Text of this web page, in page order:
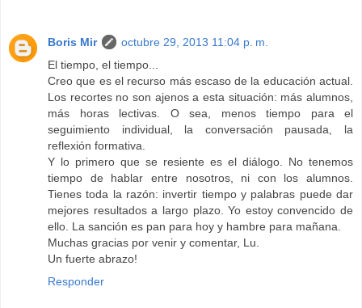
Boris Mir
octubre 29, 2013 11:04 p. m.
El tiempo, el tiempo...
Creo que es el recurso más escaso de la educación actual.
Los recortes no son ajenos a esta situación: más alumnos,
más horas lectivas. O sea, menos tiempo para el
seguimiento individual, la conversación pausada, la
reflexión formativa.
Y lo primero que se resiente es el diálogo. No tenemos
tiempo de hablar entre nosotros, ni con los alumnos.
Tienes toda la razón: invertir tiempo y palabras puede dar
mejores resultados a largo plazo. Yo estoy convencido de
ello. La sanción es pan para hoy y hambre para mañana.
Muchas gracias por venir y comentar, Lu.
Un fuerte abrazo!
Responder